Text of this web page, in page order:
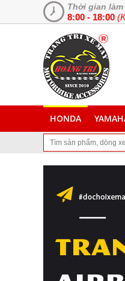
Thời gian
8:00 - 18:00
HONDA
ghé thăm trang Web